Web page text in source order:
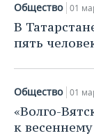
Общество 01
В
пять
Общество 01
«Волго-
к